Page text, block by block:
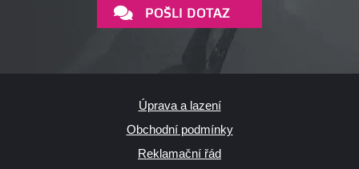
POŠLI DOTAZ
Úprava a lazení
Obchodní podmínky
Reklamační řád